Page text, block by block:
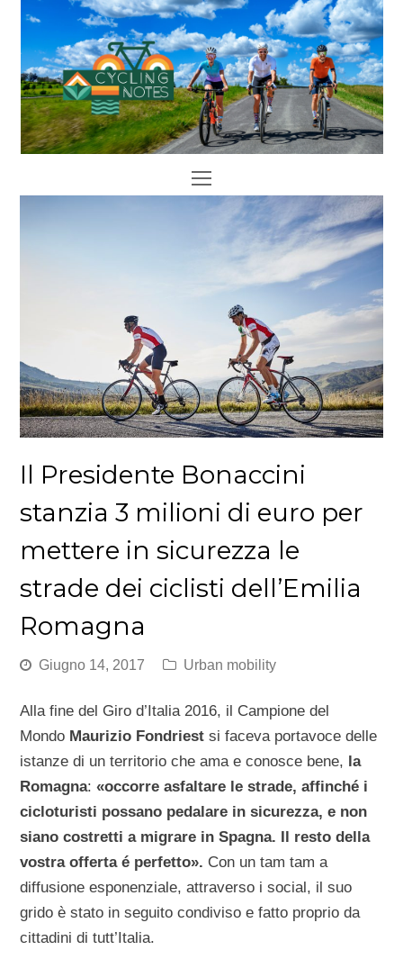
Open
Mobile
Menu
Il Presidente Bonaccini
stanzia 3 milioni di euro per
mettere in sicurezza le
strade dei ciclisti dell’Emilia
Romagna
Giugno 14, 2017 Urban mobility
Alla fine del Giro d’Italia 2016, il Campione del
Mondo Maurizio Fondriestsi faceva portavoce delle
istanze di un territorio che ama e conosce bene, la
Romagna:«occorre asfaltare le strade, affinché i
cicloturisti possano pedalare in sicurezza, e non
siano costretti a migrare in Spagna. Il resto della
vostra offerta é perfetto». Con un tam tam a
diffusione esponenziale, attraverso i social, il suo
grido è stato in seguito condiviso e fatto proprio da
cittadini di tutt’Italia.